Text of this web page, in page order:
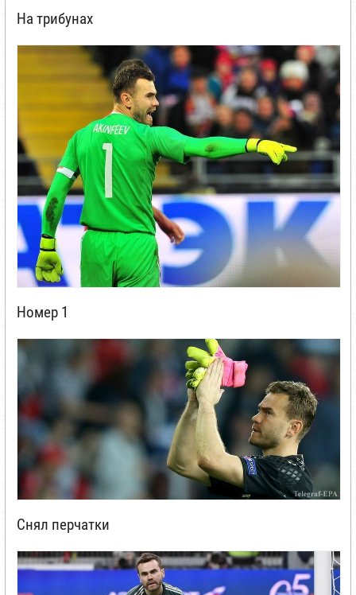
На трибунах
Номер 1
Снял перчатки